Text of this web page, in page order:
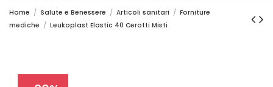
Home Salute e Benessere Articoli sanitari
Forniture
mediche
Leukoplast Elastic 40 Cerotti Misti